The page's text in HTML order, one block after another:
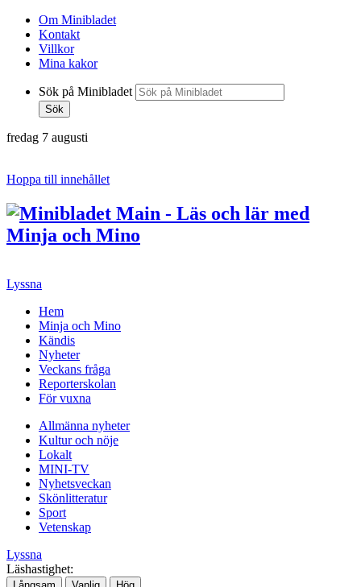
Om Minibladet
Kontakt
Villkor
Mina kakor
Sök på Minibladet
Sök
fredag 7 augusti
Hoppa till innehållet
Lyssna
Hem
Minja och Mino
Kändis
Nyheter
Veckans fråga
Reporterskolan
För vuxna
Allmänna nyheter
Kultur och nöje
Lokalt
MINI-TV
Nyhetsveckan
Skönlitteratur
Sport
Vetenskap
Lyssna
Läshastighet: